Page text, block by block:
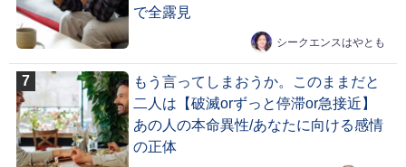
で全露見
シークエンスはやとも
もう言ってしまおうか。このままだと
二人は【破滅orずっと停滞or急接近】
あの人の本命異性/あなたに向ける感情
の正体